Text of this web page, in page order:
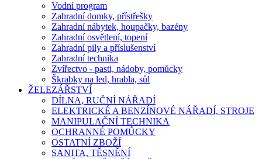
Vodní program
Zahradní domky, přístřešky
Zahradní nábytek, houpačky, bazény
Zahradní osvětlení, topení
Zahradní pily a příslušenství
Zahradní technika
Zvířectvo - pasti, nádoby, pomůcky
Škrabky na led, hrabla, sůl
ŽELEZÁŘSTVÍ
DÍLNA, RUČNÍ NÁŘADÍ
ELEKTRICKÉ A BENZÍNOVÉ NÁŘADÍ, STROJE
MANIPULAČNÍ TECHNIKA
OCHRANNÉ POMŮCKY
OSTATNÍ ZBOŽÍ
SANITA, TĚSNĚNÍ